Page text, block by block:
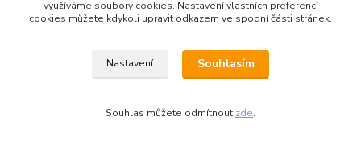
výška regálu 900 mm
využíváme soubory cookies. Nastavení vlastních preferencí
cookies můžete kdykoli upravit odkazem ve spodní části stránek.
Nastavení Souhlasím
Souhlas můžete odmítnout zde.